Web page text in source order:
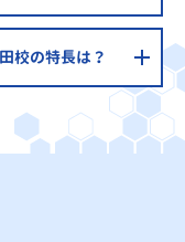
校の特長は？